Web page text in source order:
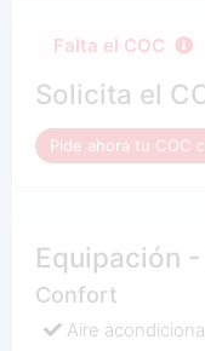
Falta el COC
Solicita el
Pide ahora tu COC
Equipación
Confort
Aire